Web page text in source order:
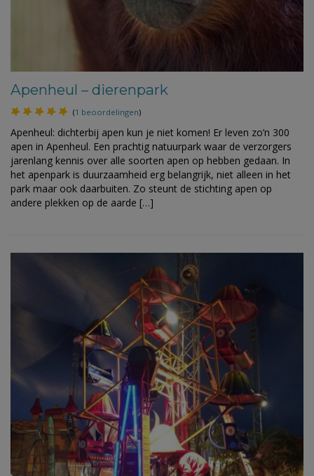
Apenheul – dierenpark
(1 beoordelingen)
Apenheul: dichterbij apen kun je niet komen! Er leven zo’n 300
apen in Apenheul. Een prachtig natuurpark waar de verzorgers
jarenlang kennis over alle soorten apen op hebben gedaan. In
het apenpark is duurzaamheid erg belangrijk, niet alleen in het
park maar ook daarbuiten. Zo steunt de stichting apen op
andere plekken op de aarde […]